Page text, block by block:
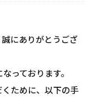
にありがとうござ
っております。
ために、以下の手